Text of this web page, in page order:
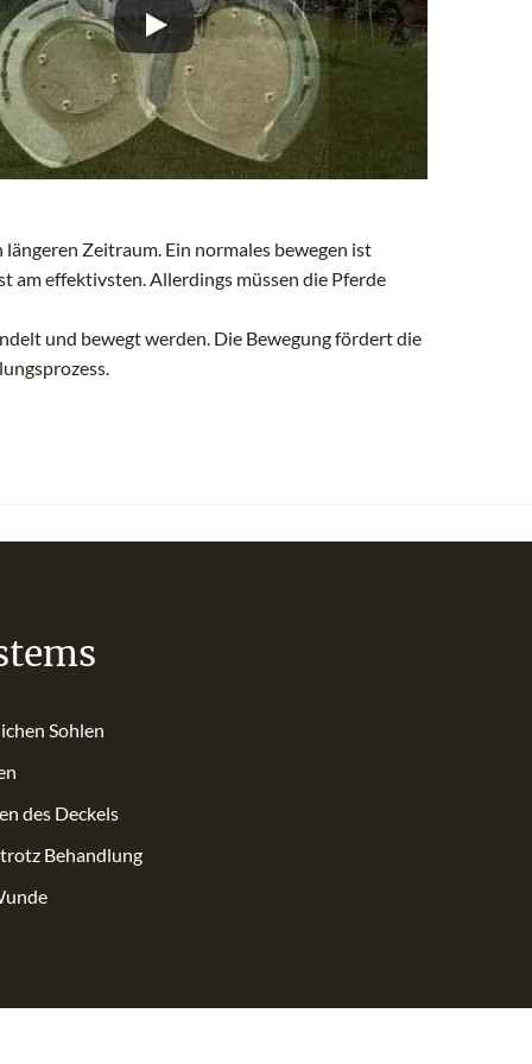
Zeitraum. Ein normales bewegen ist
am effektivsten. Allerdings müssen die Pferde
und bewegt werden. Die Bewegung fördert die
Sohlen
des Deckels
Behandlung